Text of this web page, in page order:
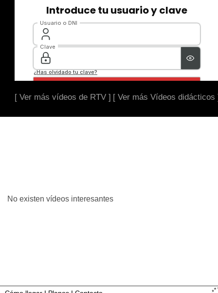
[ Ver más vídeos de RTV ] [ Ver más Vídeos didácticos
No existen vídeos interesantes